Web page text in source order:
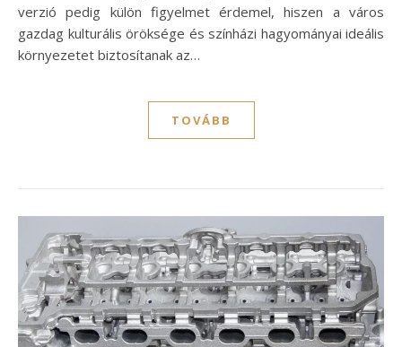
verzió pedig külön figyelmet érdemel, hiszen a város
gazdag kulturális öröksége és színházi hagyományai ideális
környezetet biztosítanak az…
TOVÁBB